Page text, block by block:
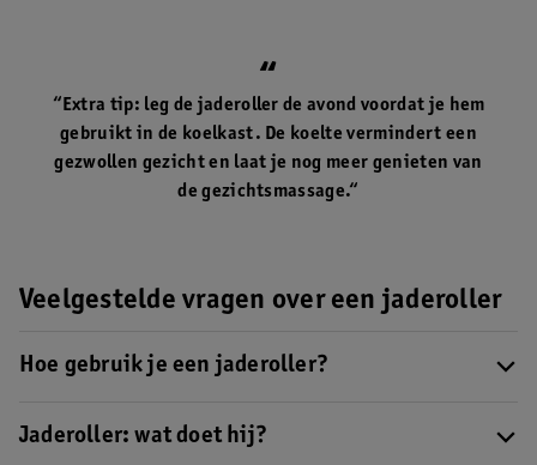
“Extra tip: leg de jaderoller de avond voordat je hem
gebruikt in de koelkast. De koelte vermindert een
gezwollen gezicht en laat je nog meer genieten van
de gezichtsmassage.“
Veelgestelde vragen over een jaderoller
Hoe gebruik je een jaderoller?
ons handige stappenplan ontdek je hoe je de roller gebruikt
Jaderoller: wat doet hij?